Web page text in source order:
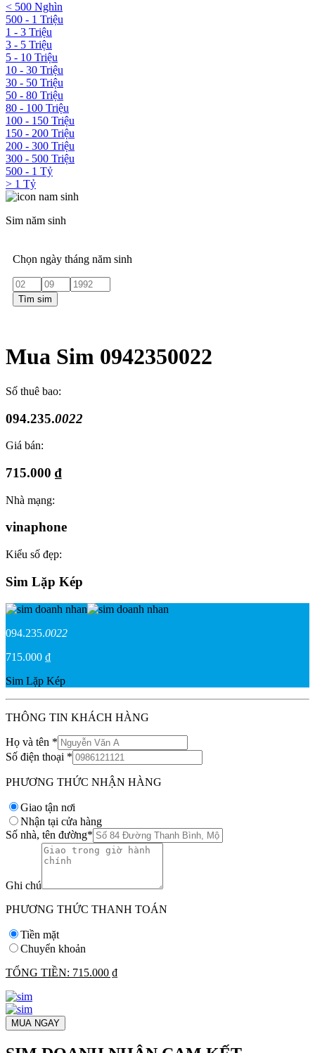
< 500 Nghìn
500 - 1 Triệu
1 - 3 Triệu
3 - 5 Triệu
5 - 10 Triệu
10 - 30 Triệu
30 - 50 Triệu
50 - 80 Triệu
80 - 100 Triệu
100 - 150 Triệu
150 - 200 Triệu
200 - 300 Triệu
300 - 500 Triệu
500 - 1 Tỷ
> 1 Tỷ
Sim năm sinh
Chọn ngày tháng năm sinh
Tìm sim
Mua Sim 0942350022
Số thuê bao:
094.235.0022
Giá bán:
715.000 ₫
Nhà mạng:
vinaphone
Kiểu số đẹp:
Sim Lặp Kép
094.235.0022
715.000 ₫
Sim Lặp Kép
THÔNG TIN KHÁCH HÀNG
Họ và tên *
Số điện thoại *
PHƯƠNG THỨC NHẬN HÀNG
Giao tận nơi
Nhận tại cửa hàng
Số nhà, tên đường*
Ghi chú
PHƯƠNG THỨC THANH TOÁN
Tiền mặt
Chuyển khoản
TỔNG TIỀN: 715.000 ₫
MUA NGAY